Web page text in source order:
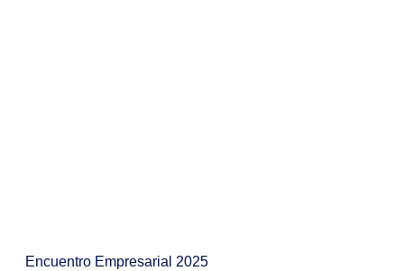
Encuentro Empresarial 2025